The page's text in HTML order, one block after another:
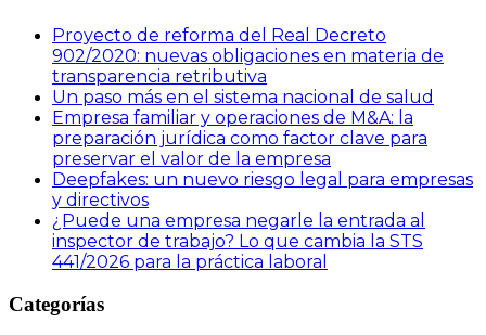
Proyecto de reforma del Real Decreto
902/2020: nuevas obligaciones en materia de
transparencia retributiva
Un paso más en el sistema nacional de salud
Empresa familiar y operaciones de M&A: la
preparación jurídica como factor clave para
preservar el valor de la empresa
Deepfakes: un nuevo riesgo legal para empresas
y directivos
¿Puede una empresa negarle la entrada al
inspector de trabajo? Lo que cambia la STS
441/2026 para la práctica laboral
Categorías